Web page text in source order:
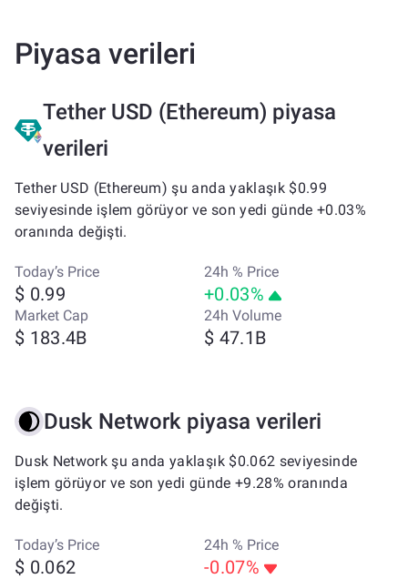
Piyasa verileri
Tether USD (Ethereum) piyasa
verileri
Tether USD (Ethereum) şu anda yaklaşık $0.99
seviyesinde işlem görüyor ve son yedi günde +0.03%
oranında değişti.
Today’s Price
$ 0.99
24h % Price
+0.03%
Market Cap
$ 183.4B
24h Volume
$ 47.1B
Dusk Network piyasa verileri
Dusk Network şu anda yaklaşık $0.062 seviyesinde
işlem görüyor ve son yedi günde +9.28% oranında
değişti.
Today’s Price
$ 0.062
24h % Price
-0.07%